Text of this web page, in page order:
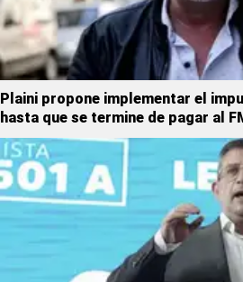
Plaini propone implementar el
hasta que se termine de pagar al